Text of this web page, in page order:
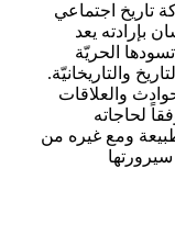
تاريخ اجتماعي
بإرادته يعد
الحريّة
والتاريخانيّة.
والعلاقات
لحاجاته
ومع غيره من